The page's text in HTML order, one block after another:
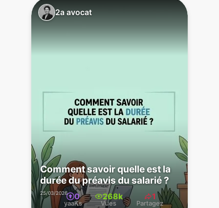
25/03/2026
2a avocat
Comment savoir quelle est la
durée du préavis du salarié ?
0
yaaKs
268k
Vues
1
Partagez